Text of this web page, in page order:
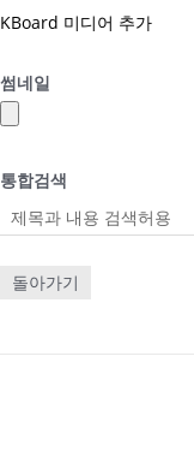
KBoard 미디어 추가
썸네일
통합검색
돌아가기